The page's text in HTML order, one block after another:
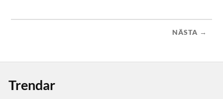
NÄSTA →
Trendar